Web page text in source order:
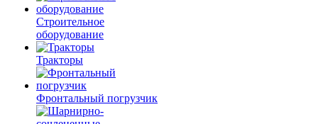
Строительное
оборудование
Тракторы
Фронтальный погрузчик